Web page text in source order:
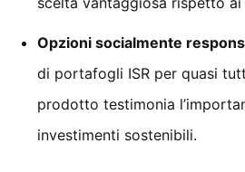
Opzioni socialmente
di portafogli ISR per quasi
prodotto testimonia
investimenti sostenibili.